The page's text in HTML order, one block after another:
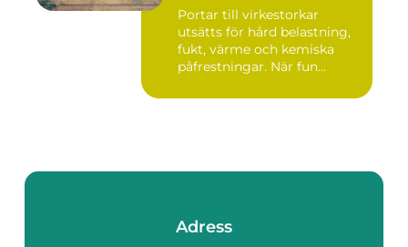
Portar till virkestorkar
utsätts för hård belastning,
fukt, värme och kemiska
påfrestningar. När fun...
Adress